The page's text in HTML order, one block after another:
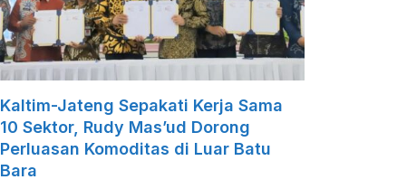
Kaltim-Jateng Sepakati Kerja Sama
10 Sektor, Rudy Mas’ud Dorong
Perluasan Komoditas di Luar Batu
Bara